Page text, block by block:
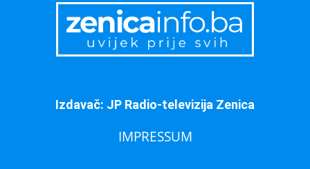
Izdavač: JP Radio-televizija Zenica
IMPRESSUM